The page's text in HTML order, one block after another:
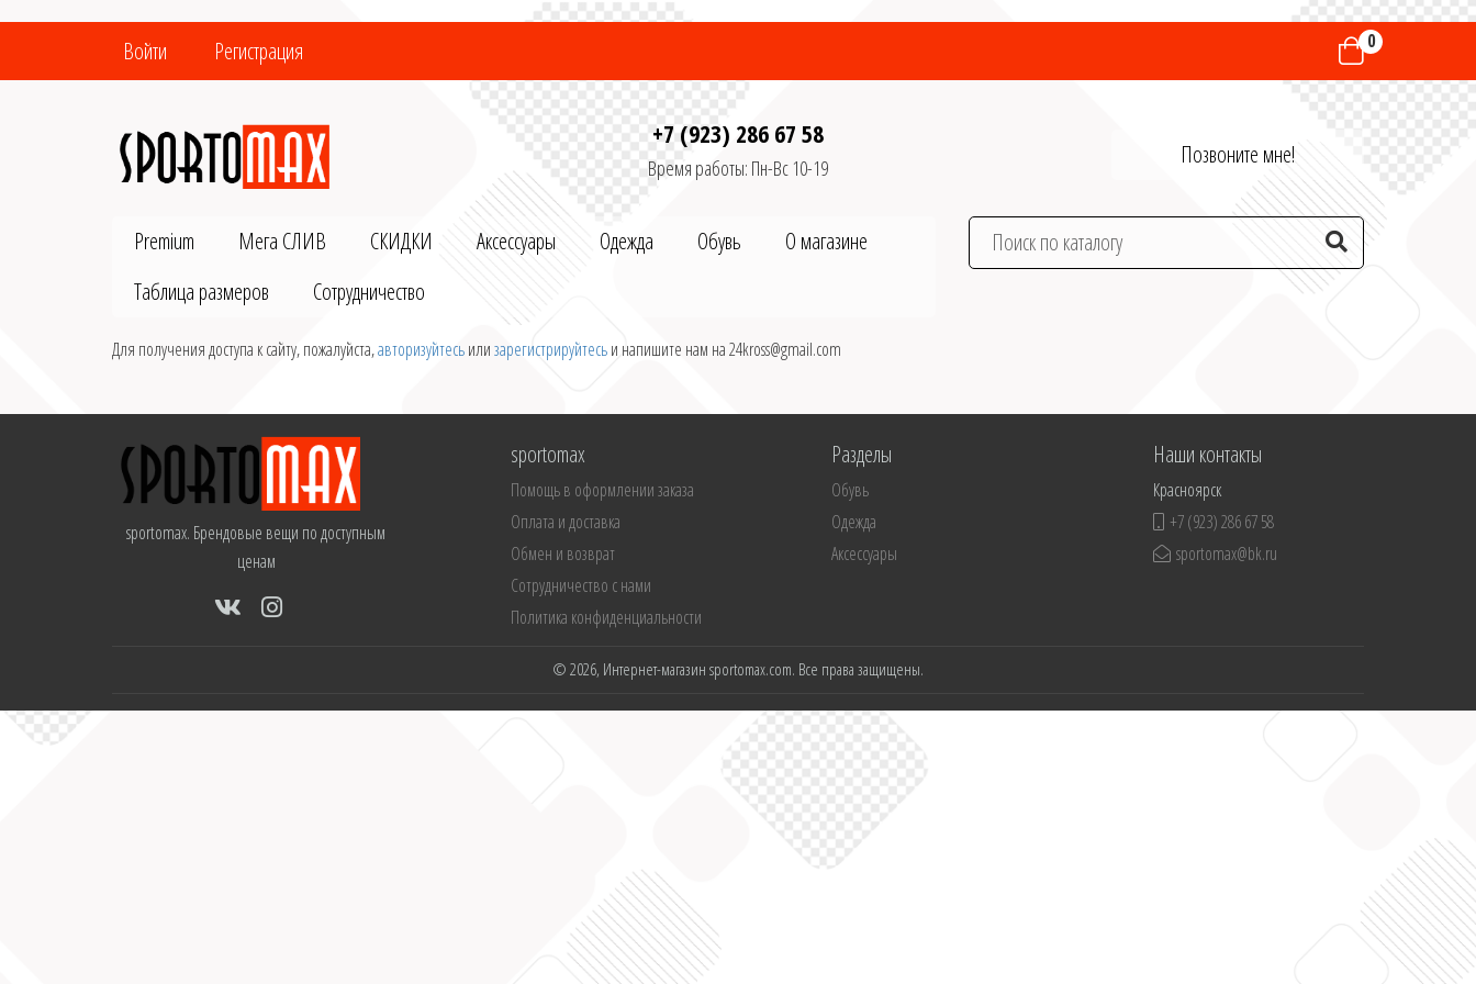
Войти Регистрация 0
+7 (923) 286 67 58
Время работы: Пн-Вс 10-19 Позвоните мне!
Premium Мега СЛИВ СКИДКИ Аксессуары Одежда Обувь
О магазине
Таблица размеров
Сотрудничество
Для получения доступа к сайту, пожалуйста,авторизуйтесьилизарегистрируйтесьи напишите нам на 24kross@gmail.com
sportomax. Брендовые вещи по доступным
ценам
sportomax
Помощь в оформлении заказа
Оплата и доставка
Обмен и возврат
Сотрудничество с нами
Политика конфиденциальности
Разделы
Обувь
Одежда
Аксессуары
Наши контакты
Красноярск
+7 (923) 286 67 58
sportomax@bk.ru
© 2026, Интернет-магазин sportomax.com. Все права защищены.